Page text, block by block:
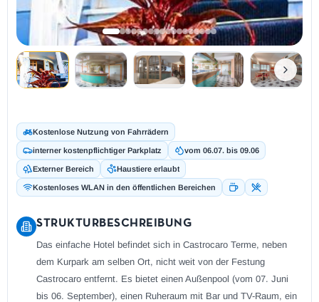
Kostenlose Nutzung von Fahrrädern
interner kostenpflichtiger Parkplatz vom 06.07. bis 09.06
Externer Bereich Haustiere erlaubt
Kostenloses WLAN in den öffentlichen Bereichen
STRUKTURBESCHREIBUNG
Das einfache Hotel befindet sich in Castrocaro Terme, neben
dem Kurpark am selben Ort, nicht weit von der Festung
Castrocaro entfernt. Es bietet einen Außenpool (vom 07. Juni
bis 06. September), einen Ruheraum mit Bar und TV-Raum, ein